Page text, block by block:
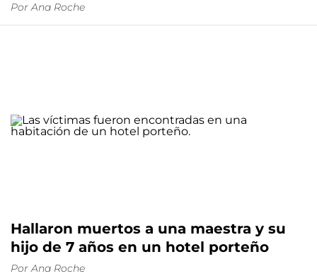
Por Ana Roche
Hallaron muertos a una maestra y su
hijo de 7 años en un hotel porteño
Por Ana Roche